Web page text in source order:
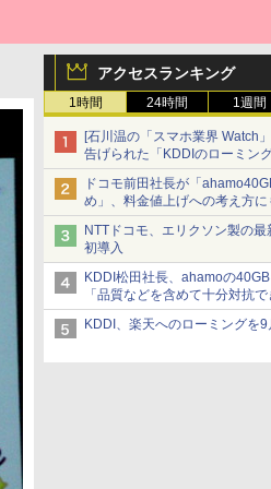
アクセスランキング
1時間 24時間 1週間
[石川温の「スマホ業界 Watch
告げられた「KDDIのローミン
マップの落とし穴と楽天モバイ
ドコモ前田社長が「
め」、料金値上げへの考え方に
NTTドコモ、エリクソン製の最
初導入
KDDI松田社長、ahamoの
「品質などを含めて十分対抗で
KDDI、楽天へのローミングを9